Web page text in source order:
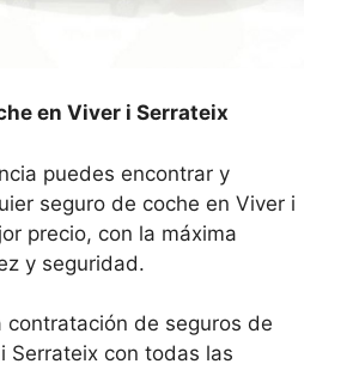
en Viver i Serrateix
puedes encontrar y
seguro de coche en Viver i
precio, con la máxima
y seguridad.
contratación de seguros de
Serrateix con todas las